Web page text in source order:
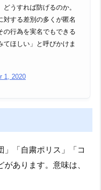
うすれば防げるのか。
対する差別の多くが匿名
の行為を実名でもできる
ほしい」と呼びかけま
1, 2020
」「自粛ポリス」「コ
あります。意味は、